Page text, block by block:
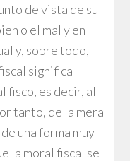
de vista de su
o el mal y en
y, sobre todo,
significa
fisco, es decir, al
tanto, de la mera
una forma muy
la moral fiscal se